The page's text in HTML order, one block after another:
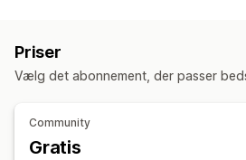
Handlinger
Hjælp med kunstig intelligens
Datamigrering
Ordresynkronisering
Produktsynkronisering
Priser
Vælg det abonnement, der passer
Community
Gratis